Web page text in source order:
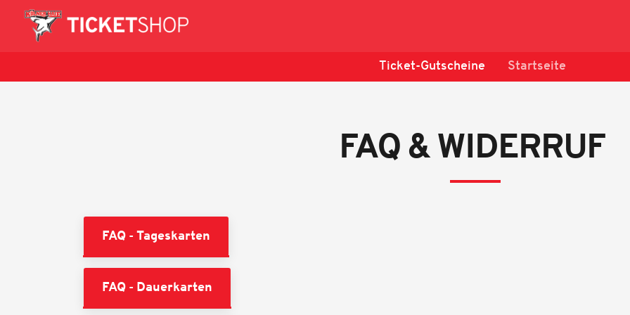
Ticket-Gutscheine Startseite
FAQ & WIDERRUF
FAQ - Tageskarten
FAQ - Dauerkarten